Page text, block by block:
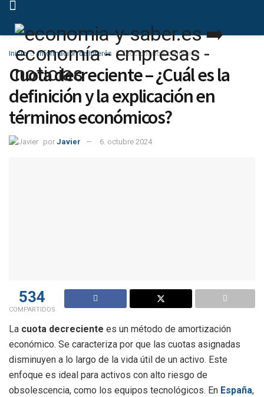
Inicio Información de Interés Diccionario Económico
Cuota decreciente – ¿Cuál es la
definición y la explicación en
términos económicos?
por Javier 6. octubre 2024
534
COMPARTIDOS
La cuota decreciente es un método de amortización
económico. Se caracteriza por que las cuotas asignadas
disminuyen a lo largo de la vida útil de un activo. Este
enfoque es ideal para activos con alto riesgo de
obsolescencia, como los equipos tecnológicos. En España,